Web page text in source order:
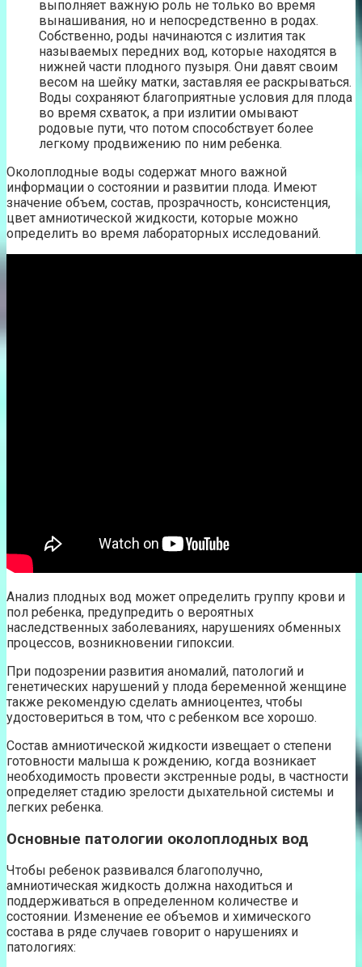
выполняет важную роль не только во время
вынашивания, но и непосредственно в родах.
Собственно, роды начинаются с излития так
называемых передних вод, которые находятся в
нижней части плодного пузыря. Они давят своим
весом на шейку матки, заставляя ее раскрываться.
Воды сохраняют благоприятные условия для плода
во время схваток, а при излитии омывают
родовые пути, что потом способствует более
легкому продвижению по ним ребенка.
Околоплодные воды содержат много важной
информации о состоянии и развитии плода. Имеют
значение объем, состав, прозрачность, консистенция,
цвет амниотической жидкости, которые можно
определить во время лабораторных исследований.
Анализ плодных вод может определить группу крови и
пол ребенка, предупредить о вероятных
наследственных заболеваниях, нарушениях обменных
процессов, возникновении гипоксии.
При подозрении развития аномалий, патологий и
генетических нарушений у плода беременной женщине
также рекомендую сделать амниоцентез, чтобы
удостовериться в том, что с ребенком все хорошо.
Состав амниотической жидкости извещает о степени
готовности малыша к рождению, когда возникает
необходимость провести экстренные роды, в частности
определяет стадию зрелости дыхательной системы и
легких ребенка.
Основные патологии околоплодных вод
Чтобы ребенок развивался благополучно,
амниотическая жидкость должна находиться и
поддерживаться в определенном количестве и
состоянии. Изменение ее объемов и химического
состава в ряде случаев говорит о нарушениях и
патологиях: